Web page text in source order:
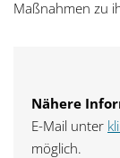
Maßnahmen zu
Nähere
E-Mail unter
möglich.